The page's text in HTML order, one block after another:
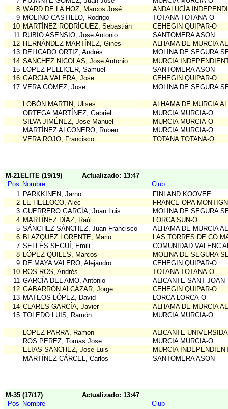
8 WARD DE LA HOZ, Marcos José
ANDALUCÍA
9 MOLINO CASTILLO, Rodrigo
TOTANA TOTANA-O
10 MARTÍNEZ RODRÍGUEZ, Sebastián
CEHEGIN QUIPAR-O
11 RUBIO ASENSIO, Jose Antonio
SANTOMERA ASON
12 HERNÁNDEZ MARTÍNEZ, Gines
ALHAMA DE MURCIA
13 DELICADO ORTIZ, Andrés
MOLINA DE SEGURA
14 SANCHEZ NICOLAS, Jose Antonio
MURCIA
15 LOPEZ PELLICER, Samuel
SANTOMERA ASON
16 GARCIA VALERA, Jose
CEHEGIN QUIPAR-O
17 VERA GÓMEZ, Jose MOLINA DE SEGURA
LOBÓN MARTIN, Ulises
ALHAMA DE MURCIA
ORTEGA MARTÍNEZ, Gabriel
MURCIA MURCIA-O
SILVA JIMÉNEZ, Jose Manuel
MURCIA MURCIA-O
MARTÍNEZ ALCONERO, Ruben
MURCIA MURCIA-O
VERA ROJO, Francisco
TOTANA TOTANA-O
M-21ELITE (19/19)
Actualizado: 13:47
Pos Nombre
Club
1 PARKKINEN, Jarno
FINLAND KOOVEE
2 LE HELLOCO, Alec
FRANCE OPA
3 GUERRERO GARCÍA, Juan Luis
MOLINA DE SEGURA
4 MARTÍNEZ DÍAZ, Raúl
LORCA SUN-O
5 SÁNCHEZ SÁNCHEZ, Juan Francisco
ALHAMA DE MURCIA
6 BLAZQUEZ LORENTE, Mario
LAS TORRES DE CO
7 SELLÉS SEGUÍ, Emili
COMUNIDAD VALENC
8 LÓPEZ QUILES, Marcos
MOLINA DE SEGURA
9 DE MAYA VALERO, Alejandro
CEHEGIN QUIPAR-O
10 ROS ROS, Andrés
TOTANA TOTANA-O
11 GARCÍA DEL AMO, Antonio
ALICANTE SANT JOAN
12 GABARRÓN ALCÁZAR, Jorge
CEHEGIN QUIPAR-O
13 MATEOS LÓPEZ, David
LORCA LORCA-O
14 CLARES GARCÍA, Javier
ALHAMA DE MURCIA
15 TOLEDO LUIS, Ramón MURCIA MURCIA-O
LOPEZ PARRA, Ramon
ALICANTE
ROS PEREZ, Tomas Jose
MURCIA MURCIA-O
ELIAS SANCHEZ, Jose Luis
MURCIA
MARTÍNEZ CÁRCEL, Carlos
SANTOMERA ASON
M-35 (17/17)
Actualizado: 13:47
Pos Nombre
Club